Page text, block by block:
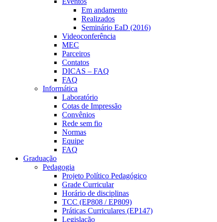
Em andamento
Realizados
Seminário EaD (2016)
Videoconferência
MEC
Parceiros
Contatos
DICAS – FAQ
FAQ
Informática
Laboratório
Cotas de Impressão
Convênios
Rede sem fio
Normas
Equipe
FAQ
Graduação
Pedagogia
Projeto Político Pedagógico
Grade Curricular
Horário de disciplinas
TCC (EP808 / EP809)
Práticas Curriculares (EP147)
Legislação